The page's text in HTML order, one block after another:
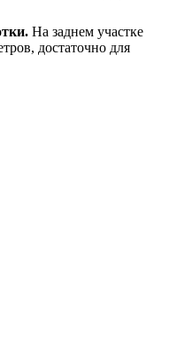
На заднем участке
достаточно для